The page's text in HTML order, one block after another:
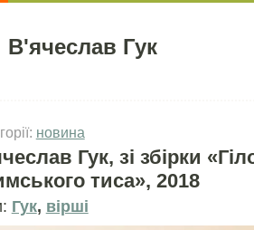
В'ячеслав Гук
новина
Гук, зі збірки
тиса», 2018
Гук, вірші